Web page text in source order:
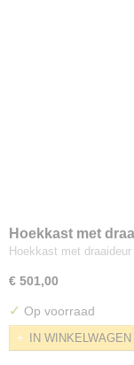
Hoekkast met
Hoekkast met
€ 501,00
✓ Op voorraad
IN WINKELWAGEN